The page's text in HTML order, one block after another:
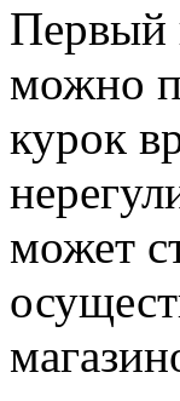
Первый
можно
курок
может